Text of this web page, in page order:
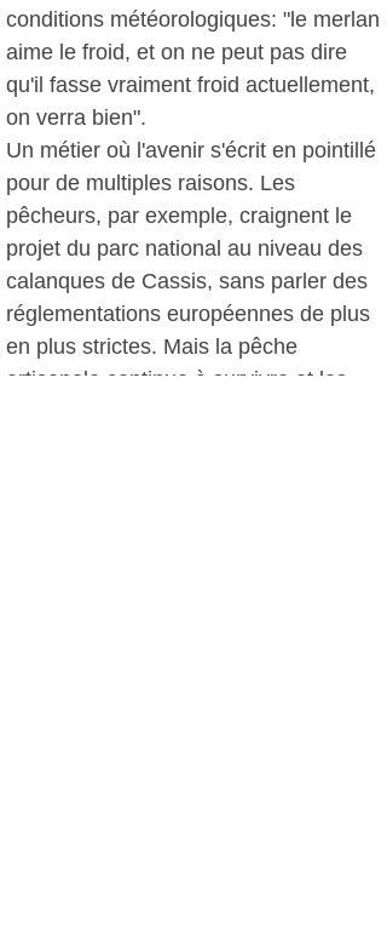
conditions météorologiques: "le merlan
aime le froid, et on ne peut pas dire
qu'il fasse vraiment froid actuellement,
on verra bien".
Un métier où l'avenir s'écrit en pointillé
pour de multiples raisons. Les
pêcheurs, par exemple, craignent le
projet du parc national au niveau des
calanques de Cassis, sans parler des
réglementations européennes de plus
en plus strictes. Mais la pêche
artisanale continue à survivre et les